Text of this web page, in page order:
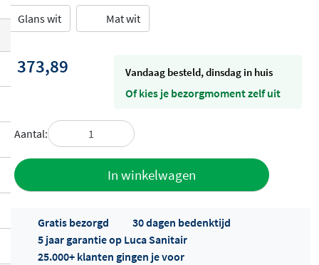
Glans wit Mat wit
373,89 vandaag besteld, dinsdag in huis
Of kies je bezorgmoment zelf uit
Aantal:
In winkelwagen
Gratis bezorgd
30 dagen bedenktijd
5 jaar garantie op Luca Sanitair
25.000+ klanten gingen je voor